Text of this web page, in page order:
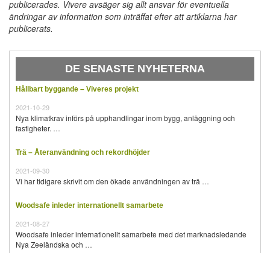
publicerades. Vivere avsäger sig allt ansvar för eventuella
ändringar av information som inträffat efter att artiklarna har
publicerats.
DE SENASTE NYHETERNA
Hållbart byggande – Viveres projekt
2021-10-29
Nya klimatkrav införs på upphandlingar inom bygg, anläggning och
fastigheter. …
Trä – Återanvändning och rekordhöjder
2021-09-30
Vi har tidigare skrivit om den ökade användningen av trä …
Woodsafe inleder internationellt samarbete
2021-08-27
Woodsafe inleder internationellt samarbete med det marknadsledande
Nya Zeeländska och …